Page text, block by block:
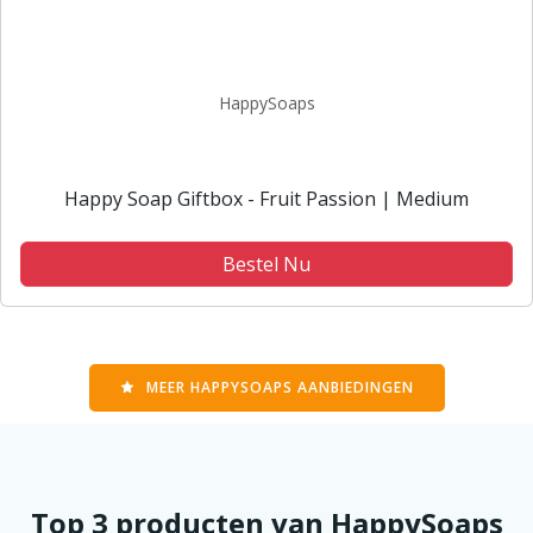
HappySoaps
Happy Soap Giftbox - Fruit Passion | Medium
Bestel Nu
MEER HAPPYSOAPS AANBIEDINGEN
Top 3 producten van HappySoaps